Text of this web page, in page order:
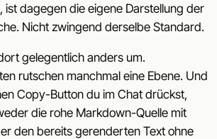
ist dagegen die eigene Darstellung der
Nicht zwingend derselbe Standard.
gelegentlich anders um.
rutschen manchmal eine Ebene. Und
Copy-Button du im Chat drückst,
die rohe Markdown-Quelle mit
den bereits gerenderten Text ohne